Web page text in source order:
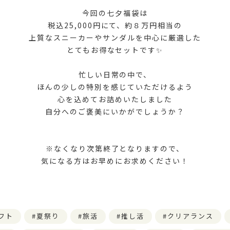
今回の七夕福袋は
税込25,000円にて、約８万円相当の
上質なスニーカーやサンダルを中心に厳選した
とてもお得なセットです✨
忙しい日常の中で、
ほんの少しの特別を感じていただけるよう
心を込めてお詰めいたしました
自分へのご褒美にいかがでしょうか？
※なくなり次第終了となりますので、
気になる方はお早めにお求めください！
ト 夏祭り 旅活 推し活 クリアランス